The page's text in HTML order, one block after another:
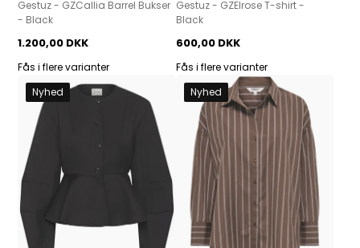
Gestuz - GZCallia Barrel Bukser
- Black
1.200,00 DKK
Fås i flere varianter
Gestuz - GZElrose T-shirt -
Black
600,00 DKK
Fås i flere varianter
Nyhed
Nyhed